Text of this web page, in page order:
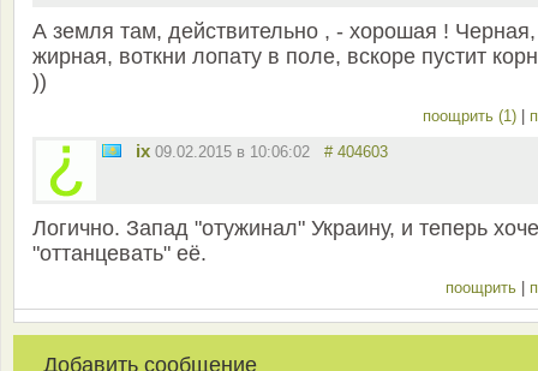
А земля там, действительно , - хорошая ! Черная,
жирная, воткни лопату в поле, вскоре пустит
))
поощрить (1)
ix 09.02.2015 в 10:06:02 # 404603
Логично. Запад "отужинал" Украину, и теперь
"оттанцевать" её.
поощрить
Добавить сообщение